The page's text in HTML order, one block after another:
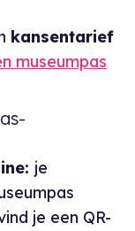
kansentarief
museumpas
je
je een QR-